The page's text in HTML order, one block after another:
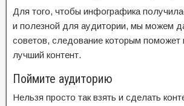
Для того, чтобы инфографика
и полезной для аудитории, мы можем
советов, следование которым поможет
лучший контент.
Поймите аудиторию
Нельзя просто так взять и сделать